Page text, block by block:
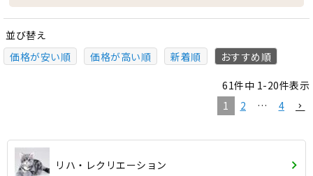
並び替え
価格が安い順
価格が高い順 新着順 おすすめ順
61件中 1-20件表示
1
2 … 4
リハ・レクリエーション